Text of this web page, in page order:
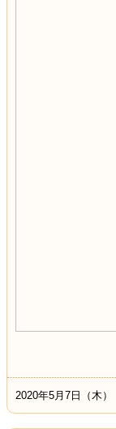
2020年5月7日（木）